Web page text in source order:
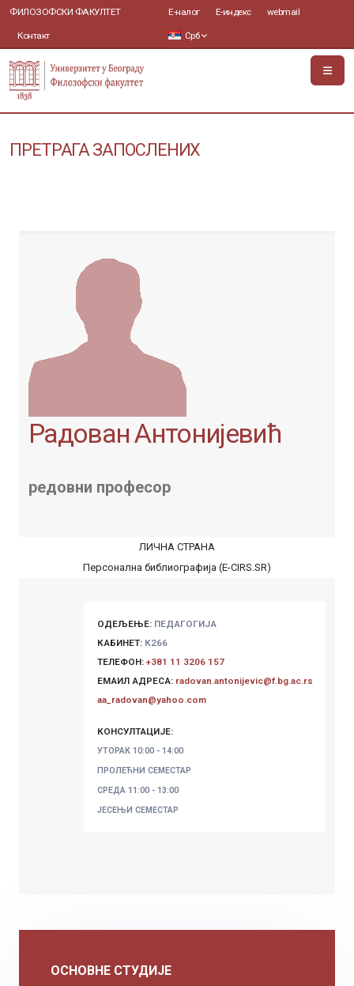
ФИЛОЗОФСКИ ФАКУЛТЕТ
Контакт
Е-налог Е-индекс webmail
Срб
ПРЕТРАГА ЗАПОСЛЕНИХ
Радован Антонијевић
редовни професор
ЛИЧНА СТРАНА
Персонална библиографија (E-CIRS.SR)
ОДЕЉЕЊЕ: ПЕДАГОГИЈА
КАБИНЕТ: К266
ТЕЛЕФОН: +381 11 3206 157
ЕМАИЛ АДРЕСА: radovan.antonijevic@f.bg.ac.rs
aa_radovan@yahoo.com
КОНСУЛТАЦИЈЕ:
УТОРАК 10:00 - 14:00
ПРОЛЕЋНИ СЕМЕСТАР
СРЕДА 11:00 - 13:00
ЈЕСЕЊИ СЕМЕСТАР
ОСНОВНЕ СТУДИЈЕ